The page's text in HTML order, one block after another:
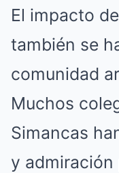
El impacto
también se
comunidad
Muchos
Simancas
y admiración